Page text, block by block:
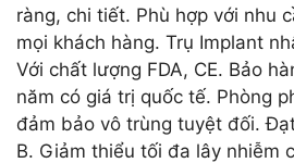
ràng, chi tiết. Phù hợp với nhu
mọi khách hàng. Trụ Implant
Với chất lượng FDA, CE. Bảo
năm có giá trị quốc tế. Phòng
đảm bảo vô trùng tuyệt đối.
B. Giảm thiểu tối đa lây nhiễm